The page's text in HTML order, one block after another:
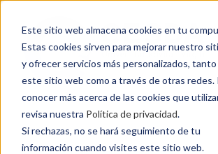
Este sitio web almacena cookies en tu
Estas cookies sirven para mejorar nuestro
y ofrecer servicios más personalizados, tanto
este sitio web como a través de otras redes.
conocer más acerca de las cookies que
revisa nuestra Política de privacidad.
Si rechazas, no se hará seguimiento de tu
información cuando visites este sitio web.